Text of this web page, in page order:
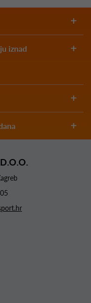
iznad